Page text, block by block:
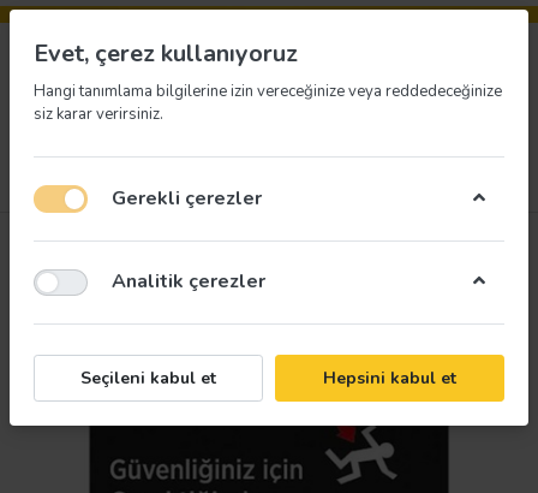
Evet, çerez kullanıyoruz
Hangi tanımlama bilgilerine izin vereceğinize veya reddedeceğinize
siz karar verirsiniz.
Gerekli çerezler
Analitik çerezler
Seçileni kabul et Hepsini kabul et